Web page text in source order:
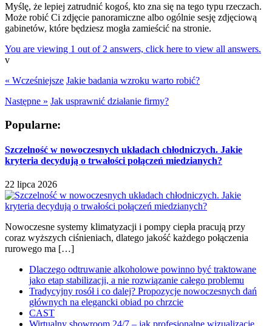
Myślę, że lepiej zatrudnić kogoś, kto zna się na tego typu rzeczach.
Może robić Ci zdjęcie panoramiczne albo ogólnie sesję zdjęciową
gabinetów, które będziesz mogła zamieścić na stronie.
You are viewing 1 out of 2 answers, click here to view all answers.
v
« Wcześniejsze Jakie badania wzroku warto robić?
Następne » Jak usprawnić działanie firmy?
Popularne:
Szczelność w nowoczesnych układach chłodniczych. Jakie
kryteria decydują o trwałości połączeń miedzianych?
22 lipca 2026
Nowoczesne systemy klimatyzacji i pompy ciepła pracują przy
coraz wyższych ciśnieniach, dlatego jakość każdego połączenia
rurowego ma […]
Dlaczego odtruwanie alkoholowe powinno być traktowane
jako etap stabilizacji, a nie rozwiązanie całego problemu
Tradycyjny rosół i co dalej? Propozycje nowoczesnych dań
głównych na elegancki obiad po chrzcie
CAST